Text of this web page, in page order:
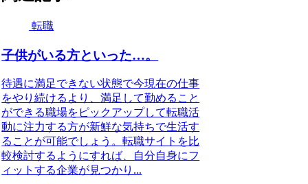
転職
子供がいる方といった…。
待遇に満足できない状態で今現在の仕事
をやり続けるより、満足して勤めること
ができる職場をピックアップして転職活
動に注力する方が新鮮な気持ちで生活す
ることが可能でしょう。転職サイトを比
較検討するようにすれば、自分自身にフ
ィットする企業が見つかり...